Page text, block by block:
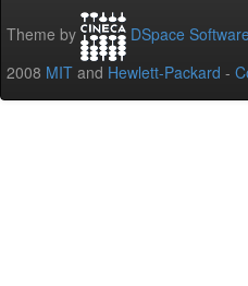
Theme by DSpace Software
2008 MIT and Hewlett-Packard -